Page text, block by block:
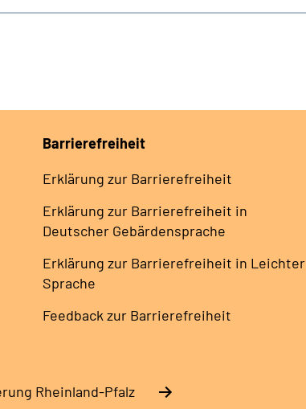
Barrierefreiheit
Erklärung zur Barrierefreiheit
Erklärung zur Barrierefreiheit in
Deutscher Gebärdensprache
Erklärung zur Barrierefreiheit in Leichter
Sprache
Feedback zur Barrierefreiheit
Rheinland-Pfalz